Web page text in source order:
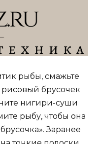
рыбы, смажьте
брусочек
нигири-суши
рыбу, чтобы она
Заранее